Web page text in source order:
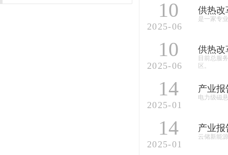
10
2025-06
供热改
是一家专
10
2025-06
供热改
目前总服
区。
14
2025-01
产业报
电力级磁
14
2025-01
云储新能